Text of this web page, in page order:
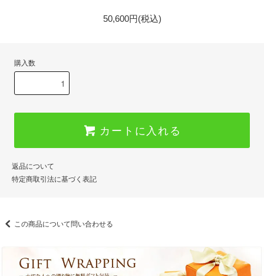
50,600円(税込)
購入数
カートに入れる
返品について
特定商取引法に基づく表記
この商品について問い合わせる